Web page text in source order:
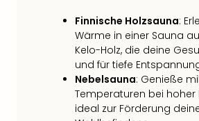
Finnische Holzsauna:
Wärme in einer Sauna
Kelo-Holz, die deine
und für tiefe
Nebelsauna: Genieße
Temperaturen bei hoher
ideal zur Förderung